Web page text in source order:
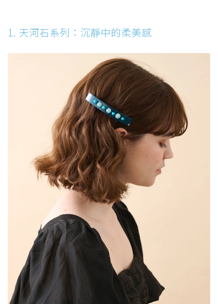
1. 天河石系列：沉靜中的柔美感